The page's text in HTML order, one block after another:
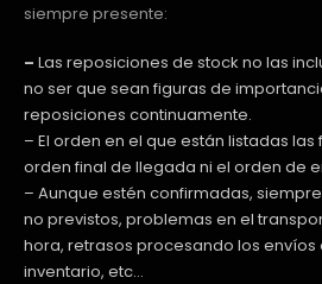
siempre presente:
– Las reposiciones de stock no las
no ser que sean figuras de
reposiciones continuamente.
– El orden en el que están listadas las
orden final de llegada ni el orden de
– Aunque estén confirmadas,
no previstos, problemas en el
hora, retrasos procesando los envíos
inventario, etc…